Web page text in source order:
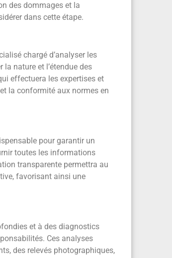
des dommages et la
dans cette étape.
chargé d’analyser les
nature et l’étendue des
effectuera les expertises et
la conformité aux normes en
pour garantir un
toutes les informations
transparente permettra au
favorisant ainsi une
et à des diagnostics
Ces analyses
des relevés photographiques,